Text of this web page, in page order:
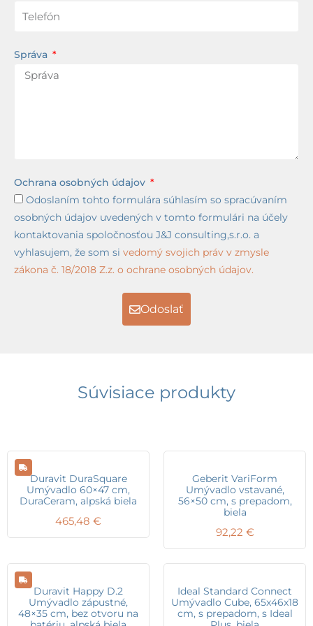
Správa
Ochrana osobných údajov
Odoslaním tohto formulára súhlasím so spracúvaním
osobných údajov uvedených v tomto formulári na účely
kontaktovania spoločnosťou J&J consulting,s.r.o. a
vyhlasujem, že som si vedomý svojich práv v zmysle
zákona č. 18/2018 Z.z. o ochrane osobných údajov.
Odoslať
Súvisiace produkty
Duravit DuraSquare
Umývadlo 60×47 cm,
DuraCeram, alpská biela
465,48 €
Geberit VariForm
Umývadlo vstavané,
56×50 cm, s prepadom,
biela
92,22 €
Duravit Happy D.2
Umývadlo zápustné,
48×35 cm, bez otvoru na
Ideal Standard Connect
Umývadlo Cube, 65x46x18
cm, s prepadom, s Ideal